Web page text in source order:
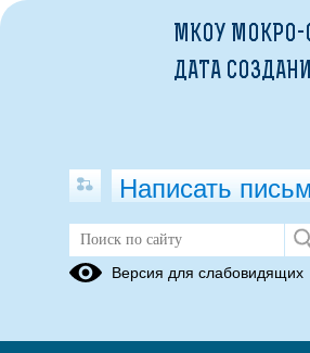
МКОУ МОКРО-
ДАТА
Написать
Версия для слабовидящих